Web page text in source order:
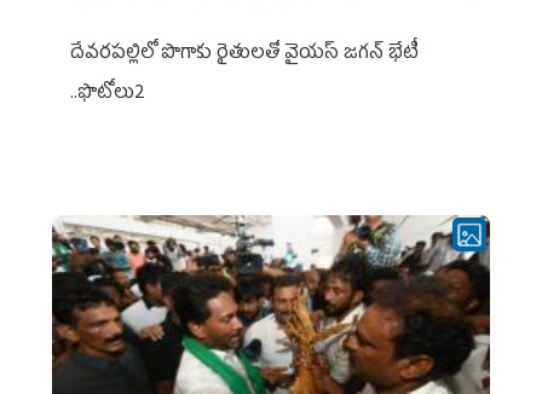
దేవరపల్లిలో పొగాకు రైతులతో వైయస్ జగన్ భేటీ
..ఫొటోలు2